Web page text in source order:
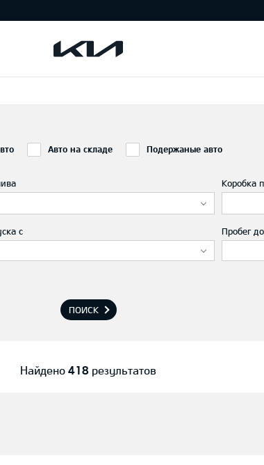
Авто на складе Подержаные авто
Коробка
с
Пробег до
ПОИСК
Найдено 418 результатов